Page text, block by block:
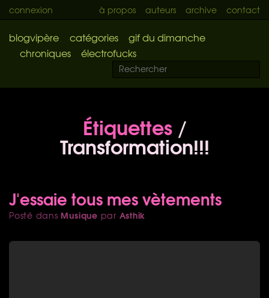
connexion à propos auteurs archive contact
blogvipère catégories
gif du dimanche
chroniques
électrofucks
Étiquettes/
Transformation!!!
J'essaie tous mes vètements
Posté dans Musique par Asthik